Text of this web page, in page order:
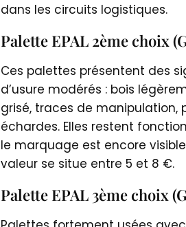
dans les circuits logistiques.
Palette EPAL 2ème choix
Ces palettes présentent des
d’usure modérés : bois
grisé, traces de manipulation,
échardes. Elles restent
le marquage est encore
valeur se situe entre 5 et 8 €.
Palette EPAL 3ème choix